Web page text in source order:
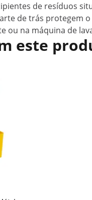
de resíduos
de trás
ou na máquina de
este